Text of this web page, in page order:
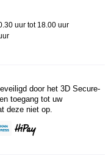
uur tot 18.00 uur
door het 3D Secure-
toegang tot uw
deze niet op.